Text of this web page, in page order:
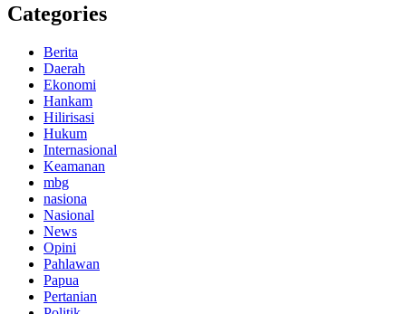
Categories
Berita
Daerah
Ekonomi
Hankam
Hilirisasi
Hukum
Internasional
Keamanan
mbg
nasiona
Nasional
News
Opini
Pahlawan
Papua
Pertanian